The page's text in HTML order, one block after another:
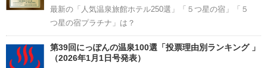
最新の「人気温泉旅館ホテル250選」「５つ星の宿」「５
つ星の宿プラチナ」は？
第39回にっぽんの温泉100選「投票理由別ランキング 」
（2026年1月1日号発表）